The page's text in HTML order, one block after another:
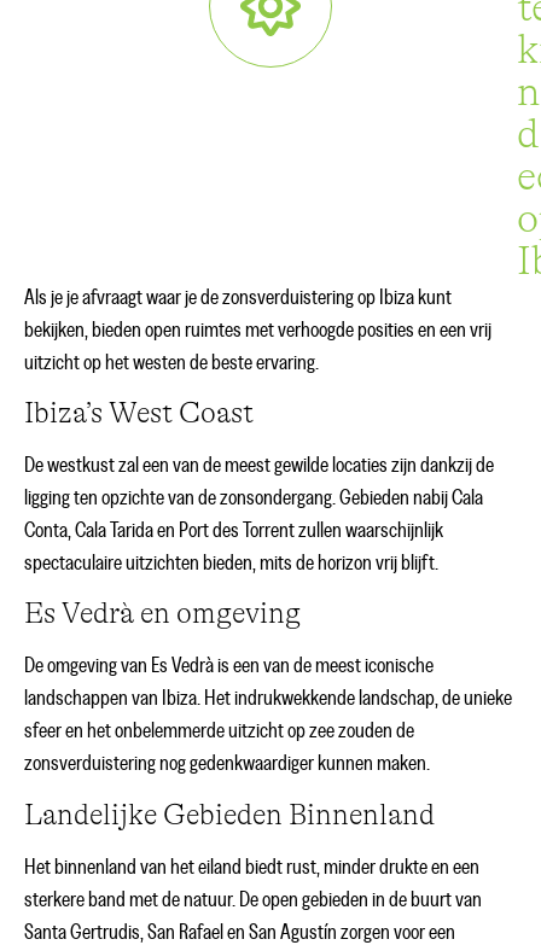
Als je je afvraagt waar je de zonsverduistering op Ibiza kunt
bekijken, bieden open ruimtes met verhoogde posities en een vrij
uitzicht op het westen de beste ervaring.
Ibiza’s West Coast
De westkust zal een van de meest gewilde locaties zijn dankzij de
ligging ten opzichte van de zonsondergang. Gebieden nabij Cala
Conta, Cala Tarida en Port des Torrent zullen waarschijnlijk
spectaculaire uitzichten bieden, mits de horizon vrij blijft.
Es Vedrà en omgeving
De omgeving van Es Vedrà is een van de meest iconische
landschappen van Ibiza. Het indrukwekkende landschap, de unieke
sfeer en het onbelemmerde uitzicht op zee zouden de
zonsverduistering nog gedenkwaardiger kunnen maken.
Landelijke Gebieden Binnenland
Het binnenland van het eiland biedt rust, minder drukte en een
sterkere band met de natuur. De open gebieden in de buurt van
Santa Gertrudis, San Rafael en San Agustín zorgen voor een